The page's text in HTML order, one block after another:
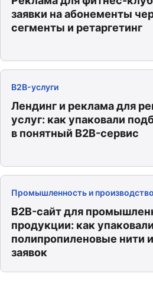
заявки на абонементы
сегменты и ретаргетинг
B2B-услуги
Лендинг и реклама для
услуг: как упаковали
в понятный B2B-сервис
Промышленность и производство
B2B-сайт для
продукции: как упаковали
полипропиленовые нити
заявок